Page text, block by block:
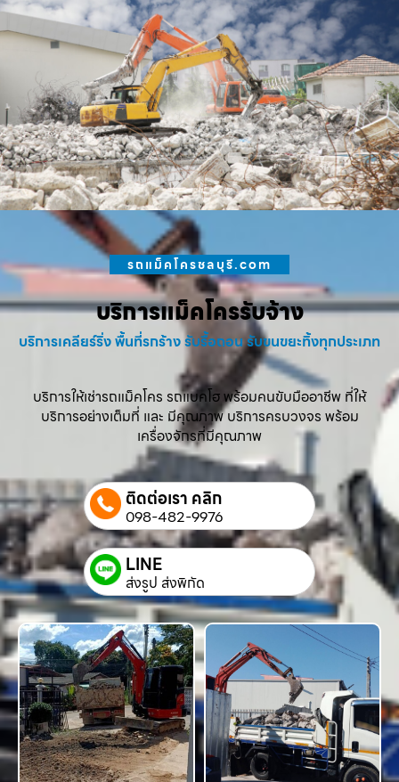
รถแม็คโครชลบุรี.com
บริการแม็คโครรับจ้าง
บริการเคลียร์ริ่ง พื้นที่รกร้าง รับรื้อถอน รับขนขยะทิ้งทุกประเภท
บริการให้เช่ารถแม็คโคร รถแบคโฮ พร้อมคนขับมืออาชีพ ที่ให้
บริการอย่างเต็มที่ และ มีคุณภาพ บริการครบวงจร พร้อม
เครื่องจักรที่มีคุณภาพ
ติดต่อเรา คลิก
098-482-9976
LINE
ส่งรูป ส่งพิกัด